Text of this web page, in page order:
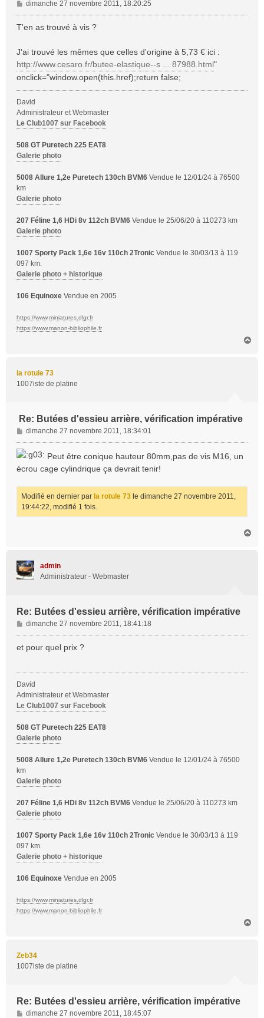
M
e
s
g
e
dimanche 27 novembre 2011, 18:20:25
T'en as trouvé à vis ?
J'ai trouvé les mêmes que celles d'origine à 5,73 € ici :
http://www.cesaro.fr/butee-elastique--s ... 87988.html"
onclick="window.open(this.href);return false;
David
Administrateur et Webmaster
Le Club1007 sur Facebook
508 GT Puretech 225 EAT8
Galerie photo
5008 Allure 1,2e Puretech 130ch BVM6 Vendue le 12/01/24 à 76500
km
Galerie photo
207 Féline 1,6 HDi 8v 112ch BVM6 Vendue le 25/06/20 à 110273 km
Galerie photo
1007 Sporty Pack 1,6e 16v 110ch 2Tronic Vendue le 30/03/13 à 119
097 km.
Galerie photo + historique
106 Equinoxe Vendue en 2005
https://www.miniatures.dlgr.fr
https://www.manon-bibliophile.fr
la rotule 73
1007iste de platine
Re: Butées d'essieu arrière, vérification impérative
M
e
s
a
e
dimanche 27 novembre 2011, 18:34:01
Peut être conique hauteur 80mm,pas de vis M16, un
écrou cage cylindrique ça devrait tenir!
Modifié en dernier par la rotule 73 le dimanche 27 novembre 2011,
19:44:22, modifié 1 fois.
admin
Administrateur - Webmaster
Re: Butées d'essieu arrière, vérification impérative
M
e
s
e
dimanche 27 novembre 2011, 18:41:18
et pour quel prix ?
David
Administrateur et Webmaster
Le Club1007 sur Facebook
508 GT Puretech 225 EAT8
Galerie photo
5008 Allure 1,2e Puretech 130ch BVM6 Vendue le 12/01/24 à 76500
km
Galerie photo
207 Féline 1,6 HDi 8v 112ch BVM6 Vendue le 25/06/20 à 110273 km
Galerie photo
1007 Sporty Pack 1,6e 16v 110ch 2Tronic Vendue le 30/03/13 à 119
097 km.
Galerie photo + historique
106 Equinoxe Vendue en 2005
https://www.miniatures.dlgr.fr
https://www.manon-bibliophile.fr
Zeb34
1007iste de platine
Re: Butées d'essieu arrière, vérification impérative
M
dimanche 27 novembre 2011, 18:45:07